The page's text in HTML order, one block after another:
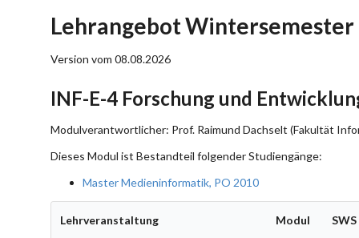
Lehrangebot Wintersemester
Version vom 08.08.2026
INF-E-4 Forschung und
Modulverantwortlicher: Prof. Raimund Dachselt (Fakultät
Dieses Modul ist Bestandteil folgender Studiengänge:
Master Medieninformatik, PO 2010
Lehrveranstaltung Modul SWS